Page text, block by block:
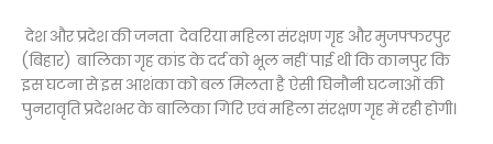
देश और प्रदेश की जनता देवरिया महिला संरक्षण गृह और मुजफ्फरपुर
(बिहार) बालिका गृह कांड के दर्द को भूल नहीं पाई थी कि कानपुर कि
इस घटना से इस आशंका को बल मिलता है ऐसी घिनौनी घटनाओं की
पुनरावृति प्रदेशभर के बालिका गिरि एवं महिला संरक्षण गृह में रही होगी।